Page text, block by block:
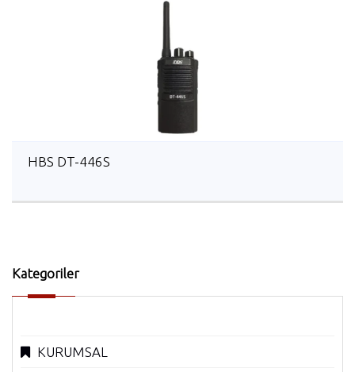
HBS DT-446S
Kategoriler
KURUMSAL